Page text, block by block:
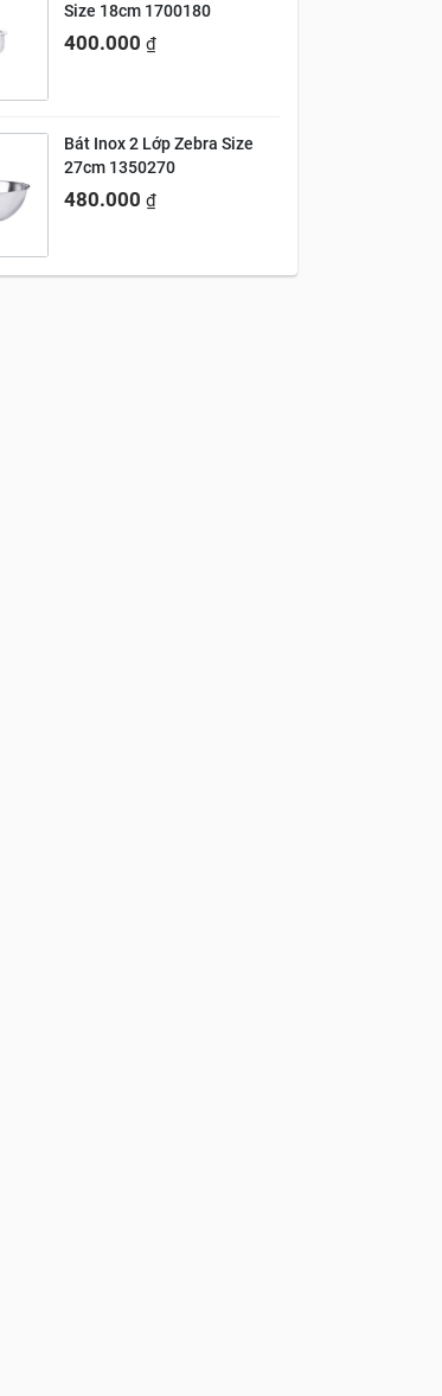
Size 18cm 1700180
400.000 ₫
Bát Inox 2 Lớp Zebra Size
27cm 1350270
480.000 ₫